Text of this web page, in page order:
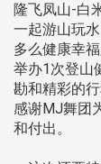
隆飞凤山-白
一起游山玩
多么健康幸
举办1次登山
勘和精彩的
感谢MJ舞团
和付出。